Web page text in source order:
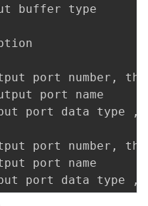
buffer type
port number ,
port name
port data type
,
port number ,
port name
port data type
,